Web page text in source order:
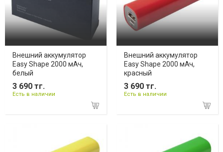
Внешний аккумулятор
Easy Shape 2000 мАч,
белый
3 690 тг.
Есть в наличии
Внешний аккумулятор
Easy Shape 2000 мАч,
красный
3 690 тг.
Есть в наличии